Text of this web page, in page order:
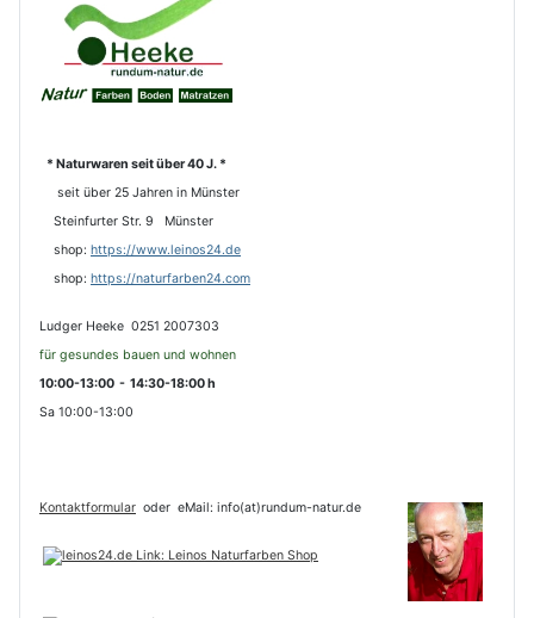
* Naturwaren seit über 40 J. *
seit über 25 Jahren in Münster
Steinfurter Str. 9 Münster
shop: https://www.leinos24.de
shop: https://naturfarben24.com
Ludger Heeke 0251 2007303
für gesundes bauen und wohnen
10:00-13:00 - 14:30-18:00 h
Sa 10:00-13:00
Kontaktformular oder eMail: info(at)rundum-natur.de